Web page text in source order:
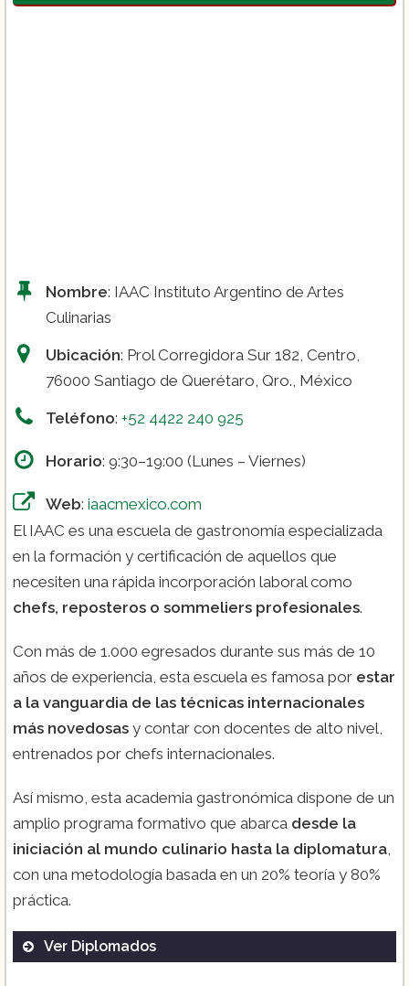
Nombre: IAAC Instituto Argentino de Artes
Culinarias
Ubicación: Prol Corregidora Sur 182, Centro,
76000 Santiago de Querétaro, Qro., México
Teléfono: +52 4422 240 925
Horario: 9:30–19:00 (Lunes – Viernes)
Web: iaacmexico.com
El IAAC es una escuela de gastronomía especializada
en la formación y certificación de aquellos que
necesiten una rápida incorporación laboral como
chefs, reposteros o sommeliers profesionales.
Con más de 1.000 egresados durante sus más de 10
años de experiencia, esta escuela es famosa por estar
a la vanguardia de las técnicas internacionales
más novedosas y contar con docentes de alto nivel,
entrenados por chefs internacionales.
Así mismo, esta academia gastronómica dispone de un
amplio programa formativo que abarca desde la
iniciación al mundo culinario hasta la diplomatura
con una metodología basada en un 20% teoría y 80%
práctica.
Ver Diplomados